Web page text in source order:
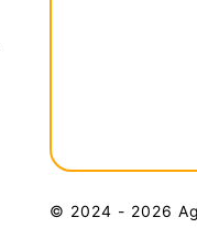
© 2024 - 2026